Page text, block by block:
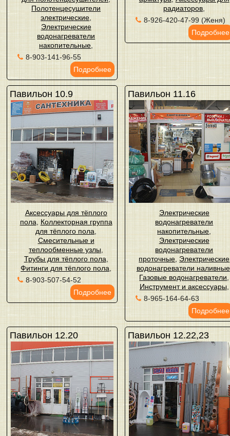
Полотенцесушители
электрические
Электрические
водонагреватели
накопительные
8-903-141-96-55
Подробнее
радиаторов
8-926-420-47-99 (Женя)
Подробнее
Павильон 10.9
Аксессуары для тёплого
пола
Коллекторная группа
для тёплого пола
Смесительные и
теплообменные узлы
Трубы для тёплого пола
Фитинги для тёплого пола
8-903-507-54-52
Подробнее
Павильон 11.16
Электрические
водонагреватели
накопительные
Электрические
водонагреватели
проточные Электрические
водонагреватели наливные
Газовые водонагреватели
Инструмент и аксессуары,
8-965-164-64-63
Подробнее
Павильон 12.20 Павильон 12.22,23